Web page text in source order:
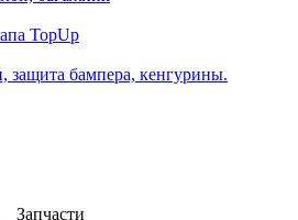
TopUp
защита бампера, кенгурины.
Запчасти